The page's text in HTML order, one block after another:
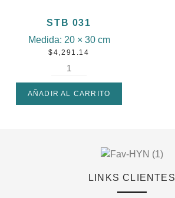
STB 031
Medida: 20 × 30 cm
$4,291.14
AÑADIR AL CARRITO
LINKS CLIENTES